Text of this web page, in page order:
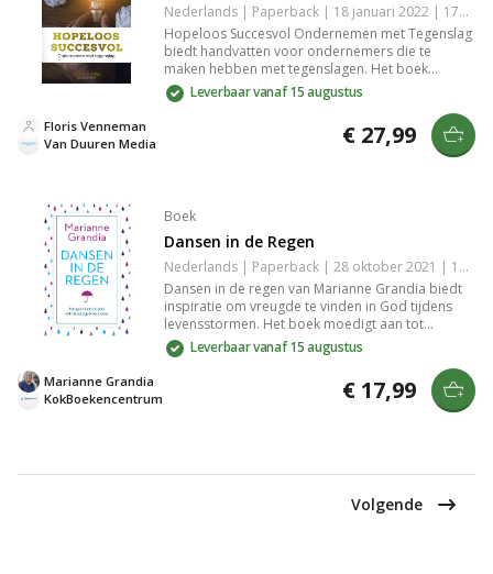
Nederlands | Paperback | 18 januari 2022 | 176 pagina's | 9789089655905
Hopeloos Succesvol Ondernemen met Tegenslag
biedt handvatten voor ondernemers die te
maken hebben met tegenslagen. Het boek
combineert inspirerende verhalen en praktische
tips om weer op koers te komen. Leer omgaan
met uitdagingen, herstel je motivatie en bouw aan
een veerkrachtige onderneming. Perfect voor
Leverbaar vanaf 15 augustus
Van Duuren Media
Floris Venneman € 27,99
Boek
Dansen in de Regen
Nederlands | Paperback | 28 oktober 2021 | 192 pagina's | 9789043538077
Dansen in de regen van Marianne Grandia biedt
inspiratie om vreugde te vinden in God tijdens
levensstormen. Het boek moedigt aan tot
vreugde en verdriet begrijpen, keuzes maken en
openstaan voor goddelijke geschenken. Met
warme, toegankelijke schrijfstijl en positieve
levenslessen, perfect voor spirituele groei.
Leverbaar vanaf 15 augustus
KokBoekencentrum
Marianne Grandia € 17,99
Volgende